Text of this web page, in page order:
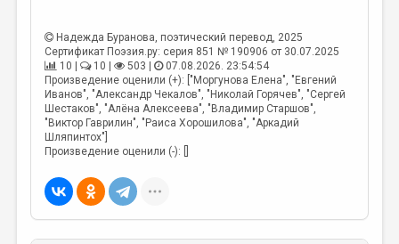
Надежда Буранова, поэтический перевод, 2025
Сертификат Поэзия.ру: серия 851 № 190906 от 30.07.2025
10 |
10 | 503 |
07.08.2026. 23:54:54
Произведение оценили (+): ["Моргунова Елена", "Евгений
Иванов", "Александр Чекалов", "Николай Горячев", "Сергей
Шестаков", "Алёна Алексеева", "Владимир Старшов",
"Виктор Гаврилин", "Раиса Хорошилова", "Аркадий
Шляпинтох"]
Произведение оценили (-): []